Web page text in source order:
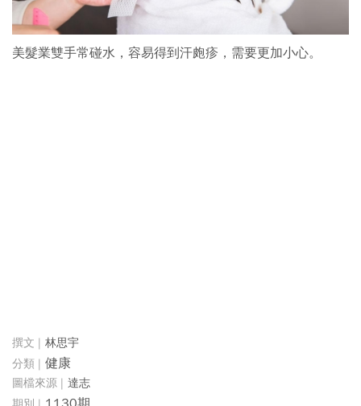
美髮業雙手常碰水，容易得到汗皰疹，需要更加小心。
林思宇
健康
達志